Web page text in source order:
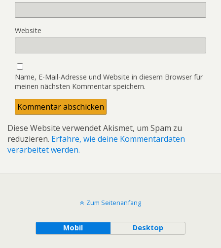
Website
Name, E-Mail-Adresse und Website in diesem Browser für
meinen nächsten Kommentar speichern.
Diese Website verwendet Akismet, um Spam zu
reduzieren. Erfahre, wie deine Kommentardaten
verarbeitet werden.
Zum Seitenanfang
Mobil Desktop